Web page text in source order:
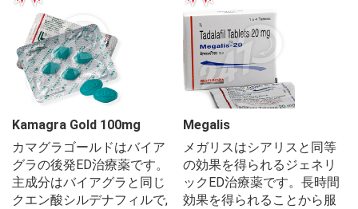
Kamagra Gold 100mg
カマグラゴールドはバイア
グラの後発ED治療薬です。
主成分はバイアグラと同じ
クエン酸シルデナフィルで,
Megalis
メガリスはシアリスと同等
の効果を得られるジェネリ
ックED治療薬です。長時間
効果を得られることから服